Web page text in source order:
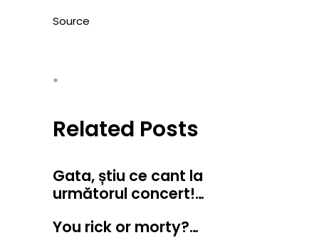
Source
*
Related Posts
Gata, știu ce cant la
următorul concert!…
You rick or morty?…